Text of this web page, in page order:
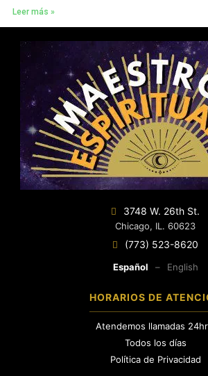
Leer más »
3748 W. 26th St.
Chicago, IL. 60623
(773) 523-8620
Español – English
HORARIOS DE
Atendemos llamadas
Todos los días
Política de Privacidad